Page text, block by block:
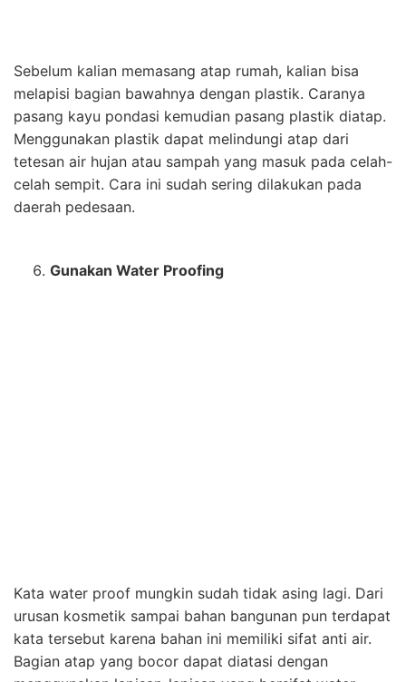
Kata water proof mungkin sudah tidak asing lagi. Dari
urusan kosmetik sampai bahan bangunan pun terdapat
kata tersebut karena bahan ini memiliki sifat anti air.
Bagian atap yang bocor dapat diatasi dengan
menggunakan lapisan-lapisan yang bersifat water
proofing yang memiliki bentuk liquid atau powder.
atau tembok, tidak jarang bagian tersebut mengalami
keretakan. Nah keretakan tersebut disebabkan karena
komposisi bahan campuran saat pengecoran tidak
tepat. Sehingga membuat atap rumah menjadi lembab